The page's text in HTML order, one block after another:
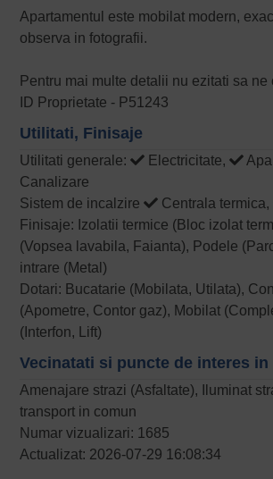
Apartamentul este mobilat modern,
observa in fotografii.
Pentru mai multe detalii nu ezitati sa ne
ID Proprietate - P51243
Utilitati, Finisaje
Utilitati generale: Electricitate,
Canalizare
Sistem de incalzire
Centrala termica,
Finisaje: Izolatii termice (Bloc izolat
(Vopsea lavabila, Faianta), Podele
intrare (Metal)
Dotari: Bucatarie (Mobilata, Utilata),
(Apometre, Contor gaz), Mobilat
(Interfon, Lift)
Vecinatati si puncte de interes in
Amenajare strazi (Asfaltate), Iluminat
transport in comun
Numar vizualizari: 1685
Actualizat: 2026-07-29 16:08:34